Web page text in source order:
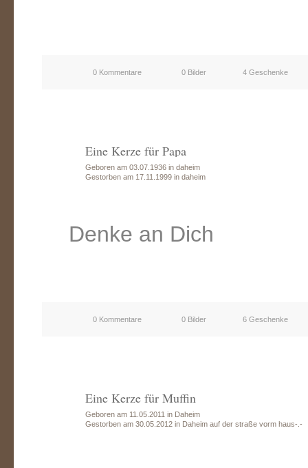
0 Kommentare 0 Bilder 4 Geschenke
Eine Kerze für Papa
Geboren am 03.07.1936 in daheim
Gestorben am 17.11.1999 in daheim
Denke an Dich
0 Kommentare 0 Bilder 6 Geschenke
Eine Kerze für Muffin
Geboren am 11.05.2011 in Daheim
Gestorben am 30.05.2012 in Daheim auf der straße vorm haus-.-